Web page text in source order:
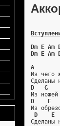
Dm E Am
Dm E Am
A
Из чего
Сделаны
D   G
Из
D    E
Из
D    E
Сделаны